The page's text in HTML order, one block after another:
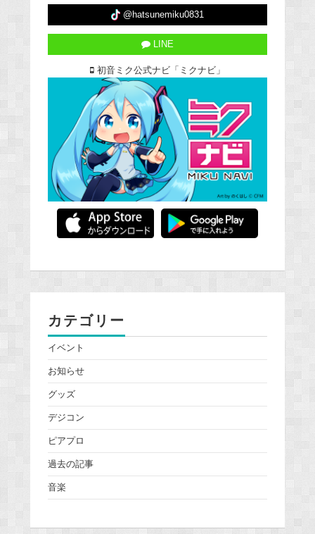
@hatsunemiku0831
LINE
初音ミク公式ナビ「ミクナビ」
カテゴリー
イベント
お知らせ
グッズ
デジコン
ピアプロ
過去の記事
音楽